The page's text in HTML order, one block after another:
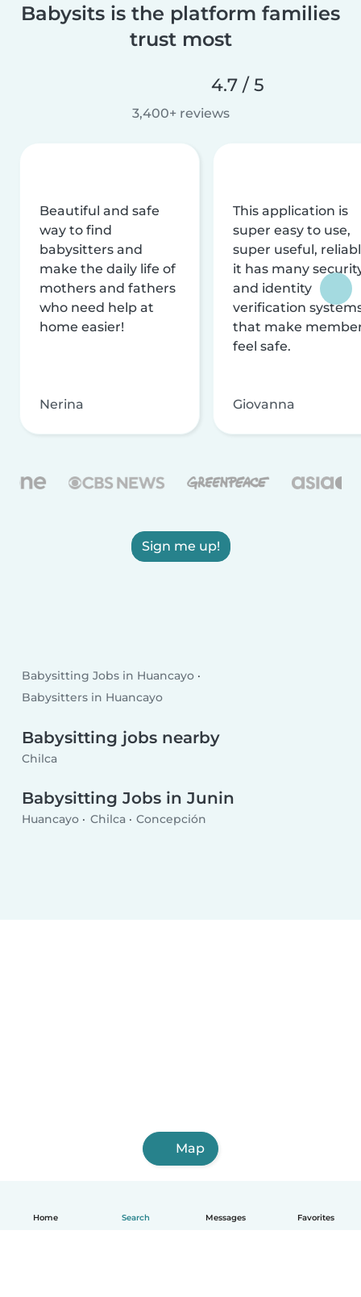
Home Search Messages Favorites
Babysits is the platform families
trust most
4.7 / 5
3,400+ reviews
Beautiful and safe
way to find
babysitters and
make the daily life of
mothers and fathers
who need help at
home easier!
Nerina
This application is
super easy to use,
super useful,
it has many
and identity
verification
that make
feel safe.
Giovanna
Sign me up!
Babysitting Jobs in Huancayo
Babysitters in Huancayo
Babysitting jobs nearby
Chilca
Babysitting Jobs in Junin
Huancayo Chilca Concepción
Map